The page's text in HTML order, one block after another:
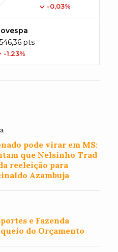
-0,03%
pts
-1.23%
pode virar em MS:
que Nelsinho Trad
reeleição para
Azambuja
e Fazenda
do Orçamento